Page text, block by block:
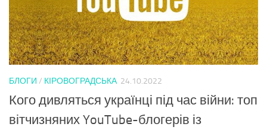
БЛОГИ / КІРОВОГРАДСЬКА 24.10.2022
Кого дивляться українці під час війни: топ
вітчизняних YouTube-блогерів із